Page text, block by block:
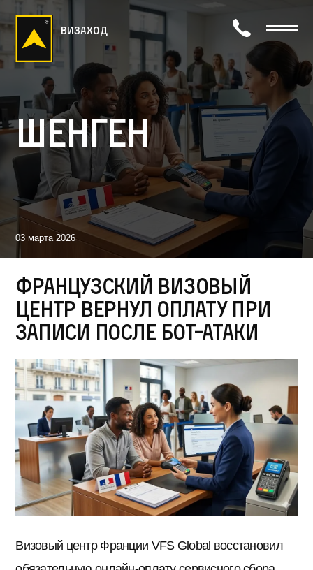
визаход
Шенген
03 марта 2026
Французский визовый
центр вернул оплату при
записи после бот-атаки
Визовый центр Франции VFS Global восстановил